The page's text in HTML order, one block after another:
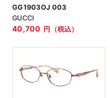
GG1903OJ 003
GUCCI
40,700 円（税込）